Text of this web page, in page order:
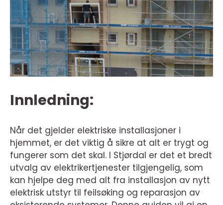
Innledning:
Når det gjelder elektriske installasjoner i
hjemmet, er det viktig å sikre at alt er trygt og
fungerer som det skal. I Stjørdal er det et bredt
utvalg av elektrikertjenester tilgjengelig, som
kan hjelpe deg med alt fra installasjon av nytt
elektrisk utstyr til feilsøking og reparasjon av